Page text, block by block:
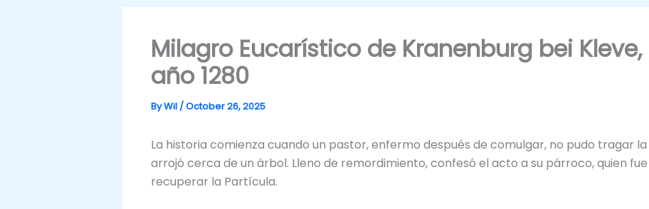
Milagro Eucarístico de Kranenburg bei
año 1280
ByWil /October 26, 2025
La historia comienza cuando un pastor, enfermo después de comulgar, no pudo tragar
arrojó cerca de un árbol. Lleno de remordimiento, confesó el acto a su párroco, quien
recuperar la Partícula.